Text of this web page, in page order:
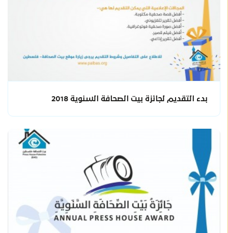
بدء التقديم لجائزة بيت الصحافة السنوية 2018